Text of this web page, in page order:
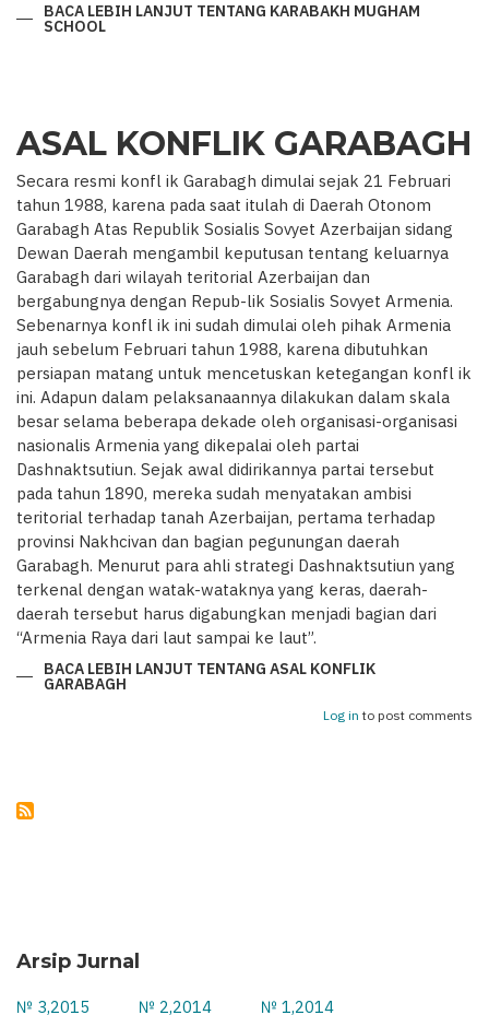
BACA LEBIH LANJUT TENTANG KARABAKH MUGHAM
SCHOOL
ASAL KONFLIK GARABAGH
Secara resmi konfl ik Garabagh dimulai sejak 21 Februari
tahun 1988, karena pada saat itulah di Daerah Otonom
Garabagh Atas Republik Sosialis Sovyet Azerbaijan sidang
Dewan Daerah mengambil keputusan tentang keluarnya
Garabagh dari wilayah teritorial Azerbaijan dan
bergabungnya dengan Repub-lik Sosialis Sovyet Armenia.
Sebenarnya konfl ik ini sudah dimulai oleh pihak Armenia
jauh sebelum Februari tahun 1988, karena dibutuhkan
persiapan matang untuk mencetuskan ketegangan konfl ik
ini. Adapun dalam pelaksanaannya dilakukan dalam skala
besar selama beberapa dekade oleh organisasi-organisasi
nasionalis Armenia yang dikepalai oleh partai
Dashnaktsutiun. Sejak awal didirikannya partai tersebut
pada tahun 1890, mereka sudah menyatakan ambisi
teritorial terhadap tanah Azerbaijan, pertama terhadap
provinsi Nakhcivan dan bagian pegunungan daerah
Garabagh. Menurut para ahli strategi Dashnaktsutiun yang
terkenal dengan watak-wataknya yang keras, daerah-
daerah tersebut harus digabungkan menjadi bagian dari
“Armenia Raya dari laut sampai ke laut”.
BACA LEBIH LANJUT TENTANG ASAL KONFLIK
GARABAGH
Log in to post comments
Arsip Jurnal
№ 3,2015 № 2,2014 № 1,2014